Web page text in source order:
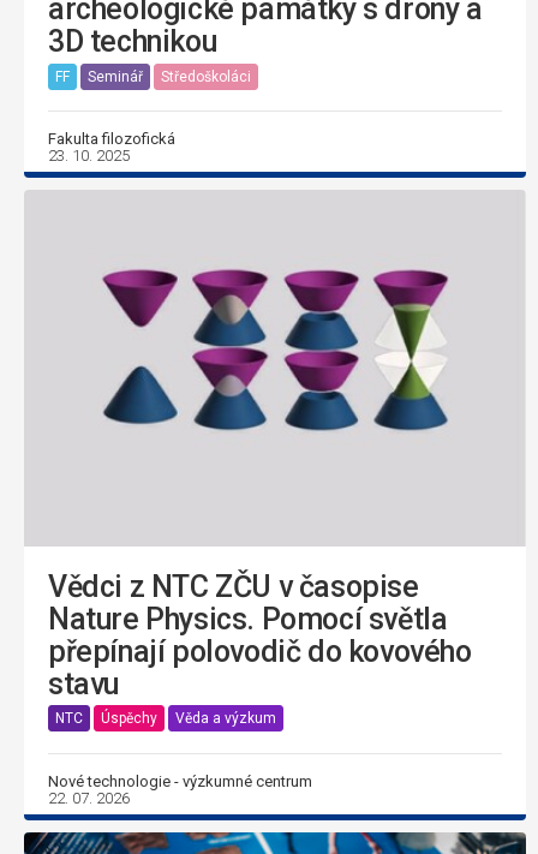
archeologické památky s drony a
3D technikou
FF Seminář Středoškoláci
Fakulta filozofická
23. 10. 2025
Vědci z NTC ZČU v časopise
Nature Physics. Pomocí světla
přepínají polovodič do kovového
stavu
NTC Úspěchy Věda a výzkum
Nové technologie - výzkumné centrum
22. 07. 2026